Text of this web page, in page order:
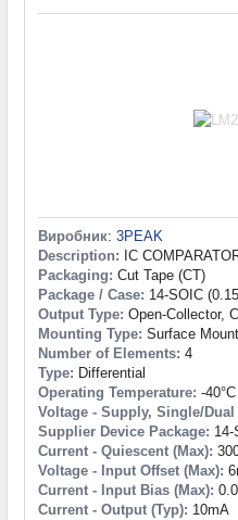
Виробник: 3PEAK
Description: IC
Packaging: Cut Tape (CT)
Package / Case: 14-SOIC
Output Type: Open-Collector,
Mounting Type: Surface Mount
Number of Elements: 4
Type: Differential
Operating Temperature: -
Voltage - Supply, Single/Dual
Supplier Device Package: 14-
Current - Quiescent (Max):
Voltage - Input Offset (Max):
Current - Input Bias (Max):
Current - Output (Typ): 10mA